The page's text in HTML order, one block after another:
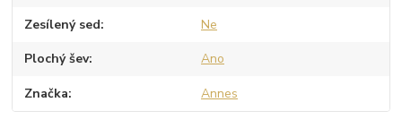
Zesílený sed Ne
Plochý šev Ano
Značka Annes